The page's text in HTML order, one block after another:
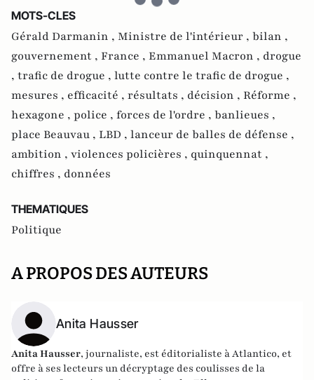
MOTS-CLES
Gérald Darmanin , Ministre de l'intérieur , bilan ,
gouvernement , France , Emmanuel Macron , drogue
, trafic de drogue , lutte contre le trafic de drogue ,
mesures , efficacité , résultats , décision , Réforme ,
hexagone , police , forces de l'ordre , banlieues ,
place Beauvau , LBD , lanceur de balles de défense ,
ambition , violences policières , quinquennat ,
chiffres , données
THEMATIQUES
Politique
A PROPOS DES AUTEURS
Anita Hausser
Anita Hausser, journaliste, est éditorialiste à Atlantico, et
offre à ses lecteurs un décryptage des coulisses de la